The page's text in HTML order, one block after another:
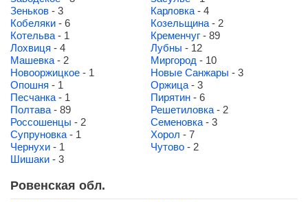
Зеньков - 3 Карловка - 4
Кобеляки - 6 Козельщина - 2
Котельва - 1 Кременчуг - 89
Лохвиця - 4 Лубны - 12
Машевка - 2 Миргород - 10
Новооржицкое - 1 Новые Санжары - 3
Опошня - 1 Оржица - 3
Песчанка - 1 Пирятин - 6
Полтава - 89 Решетиловка - 2
Россошенцы - 2 Семеновка - 3
Супруновка - 1 Хорол - 7
Чернухи - 1 Чутово - 2
Шишаки - 3
Ровенская обл.